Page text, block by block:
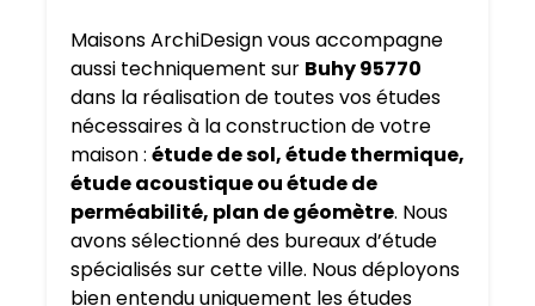
Maisons ArchiDesign vous accompagne
aussi techniquement sur Buhy 95770
dans la réalisation de toutes vos études
nécessaires à la construction de votre
maison : étude de sol, étude thermique,
étude acoustique ou étude de
perméabilité, plan de géomètre. Nous
avons sélectionné des bureaux d’étude
spécialisés sur cette ville. Nous déployons
bien entendu uniquement les études